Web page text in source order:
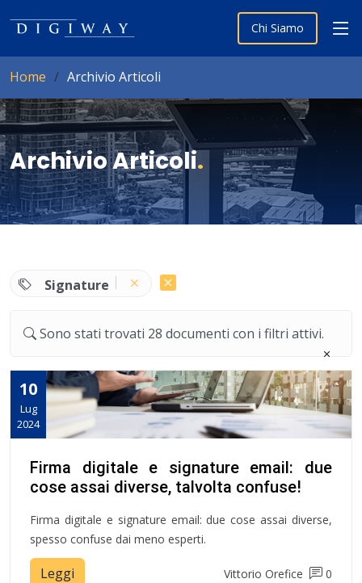
Chi Siamo
Home Archivio Articoli
Archivio Articoli.
Signature
Sono stati trovati 28 documenti con i filtri attivi.
10
Lug
2024
Firma digitale e signature email: due
cose assai diverse, talvolta confuse!
Firma digitale e signature email: due cose assai diverse,
spesso confuse dai meno esperti.
Leggi Vittorio Orefice 0